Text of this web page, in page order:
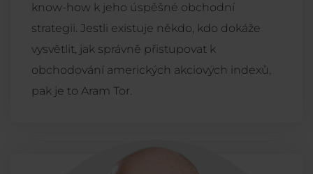
know-how k jeho úspěšné obchodní
strategii. Jestli existuje někdo, kdo dokáže
vysvětlit, jak správně přistupovat k
obchodování amerických akciových indexů,
pak je to Aram Tor.